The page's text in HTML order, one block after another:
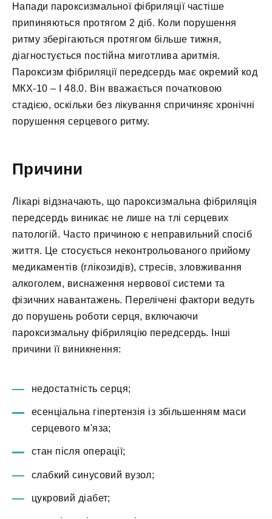
Напади пароксизмальної фібриляції частіше
припиняються протягом 2 діб. Коли порушення
ритму зберігаються протягом більше тижня,
діагностується постійна миготлива аритмія.
Пароксизм фібриляції передсердь має окремий код
МКХ-10 – I 48.0. Він вважається початковою
стадією, оскільки без лікування спричиняє хронічні
порушення серцевого ритму.
Причини
Лікарі відзначають, що пароксизмальна фібриляція
передсердь виникає не лише на тлі серцевих
патологій. Часто причиною є неправильний спосіб
життя. Це стосується неконтрольованого прийому
медикаментів (глікозидів), стресів, зловживання
алкоголем, виснаження нервової системи та
фізичних навантажень. Перелічені фактори ведуть
до порушень роботи серця, включаючи
пароксизмальну фібриляцію передсердь. Інші
причини її виникнення:
недостатність серця;
есенціальна гіпертензія із збільшенням маси
серцевого м'яза;
стан після операції;
слабкий синусовий вузол;
цукровий діабет;